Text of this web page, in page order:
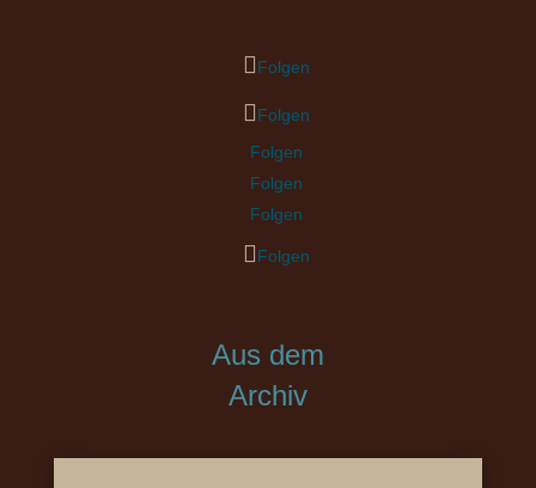
Folgen
Folgen
Folgen
Folgen
Folgen
Folgen
Aus dem
Archiv